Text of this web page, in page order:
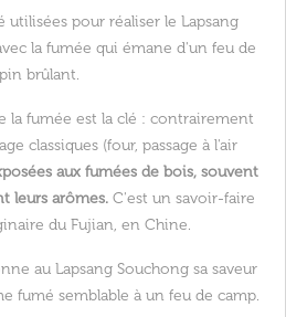
utilisées pour réaliser le Lapsang
la fumée qui émane d'un feu de
pin brûlant.
la fumée est la clé : contrairement
classiques (four, passage à l'air
aux fumées de bois, souvent
leurs arômes. C'est un savoir-faire
du Fujian, en Chine.
au Lapsang Souchong sa saveur
fumé semblable à un feu de camp.